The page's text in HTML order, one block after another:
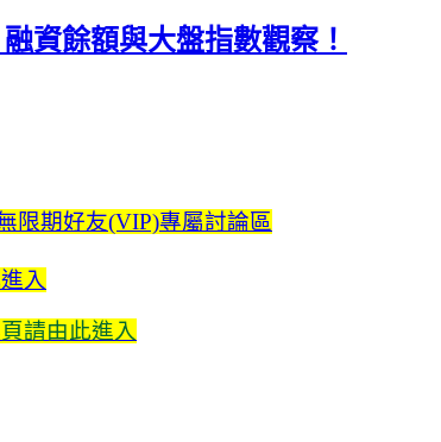
資餘額與大盤指數觀察！
限期好友(VIP)專屬討論區
入
請由此進入